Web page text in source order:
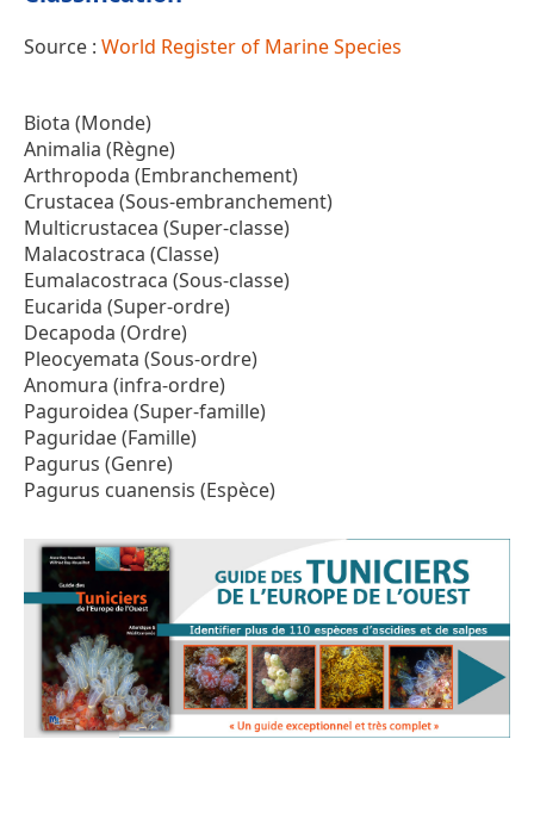
Source : World Register of Marine Species
Biota (Monde)
Animalia (Règne)
Arthropoda (Embranchement)
Crustacea (Sous-embranchement)
Multicrustacea (Super-classe)
Malacostraca (Classe)
Eumalacostraca (Sous-classe)
Eucarida (Super-ordre)
Decapoda (Ordre)
Pleocyemata (Sous-ordre)
Anomura (infra-ordre)
Paguroidea (Super-famille)
Paguridae (Famille)
Pagurus (Genre)
Pagurus cuanensis (Espèce)